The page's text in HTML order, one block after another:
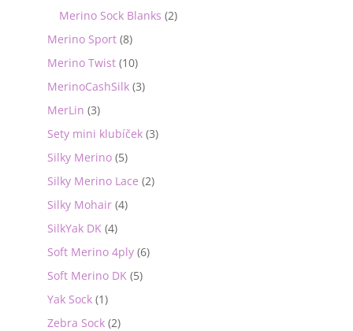
Merino Sock Blanks (2)
Merino Sport (8)
Merino Twist (10)
MerinoCashSilk (3)
MerLin (3)
Sety mini klubíček (3)
Silky Merino (5)
Silky Merino Lace (2)
Silky Mohair (4)
SilkYak DK (4)
Soft Merino 4ply (6)
Soft Merino DK (5)
Yak Sock (1)
Zebra Sock (2)